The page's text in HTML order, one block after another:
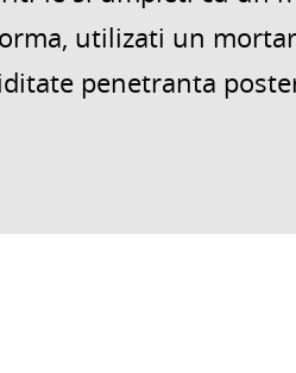
utilizati un
penetranta